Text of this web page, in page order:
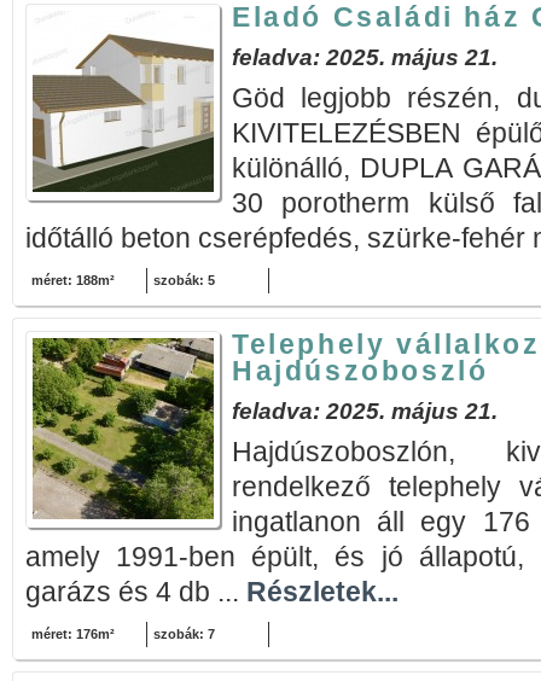
Eladó Családi ház
feladva: 2025. május 21.
Göd legjobb részén,
KIVITELEZÉSBEN
különálló, DUPLA
30 porotherm külső
időtálló beton cserépfedés, szürke-fehér
méret: 188m² szobák: 5
Telephely
Hajdúszoboszló
feladva: 2025. május 21.
Hajdúszoboszlón,
rendelkező telephely
ingatlanon áll egy 176
amely 1991-ben épült, és jó állapotú,
garázs és 4 db ... Részletek...
méret: 176m² szobák: 7